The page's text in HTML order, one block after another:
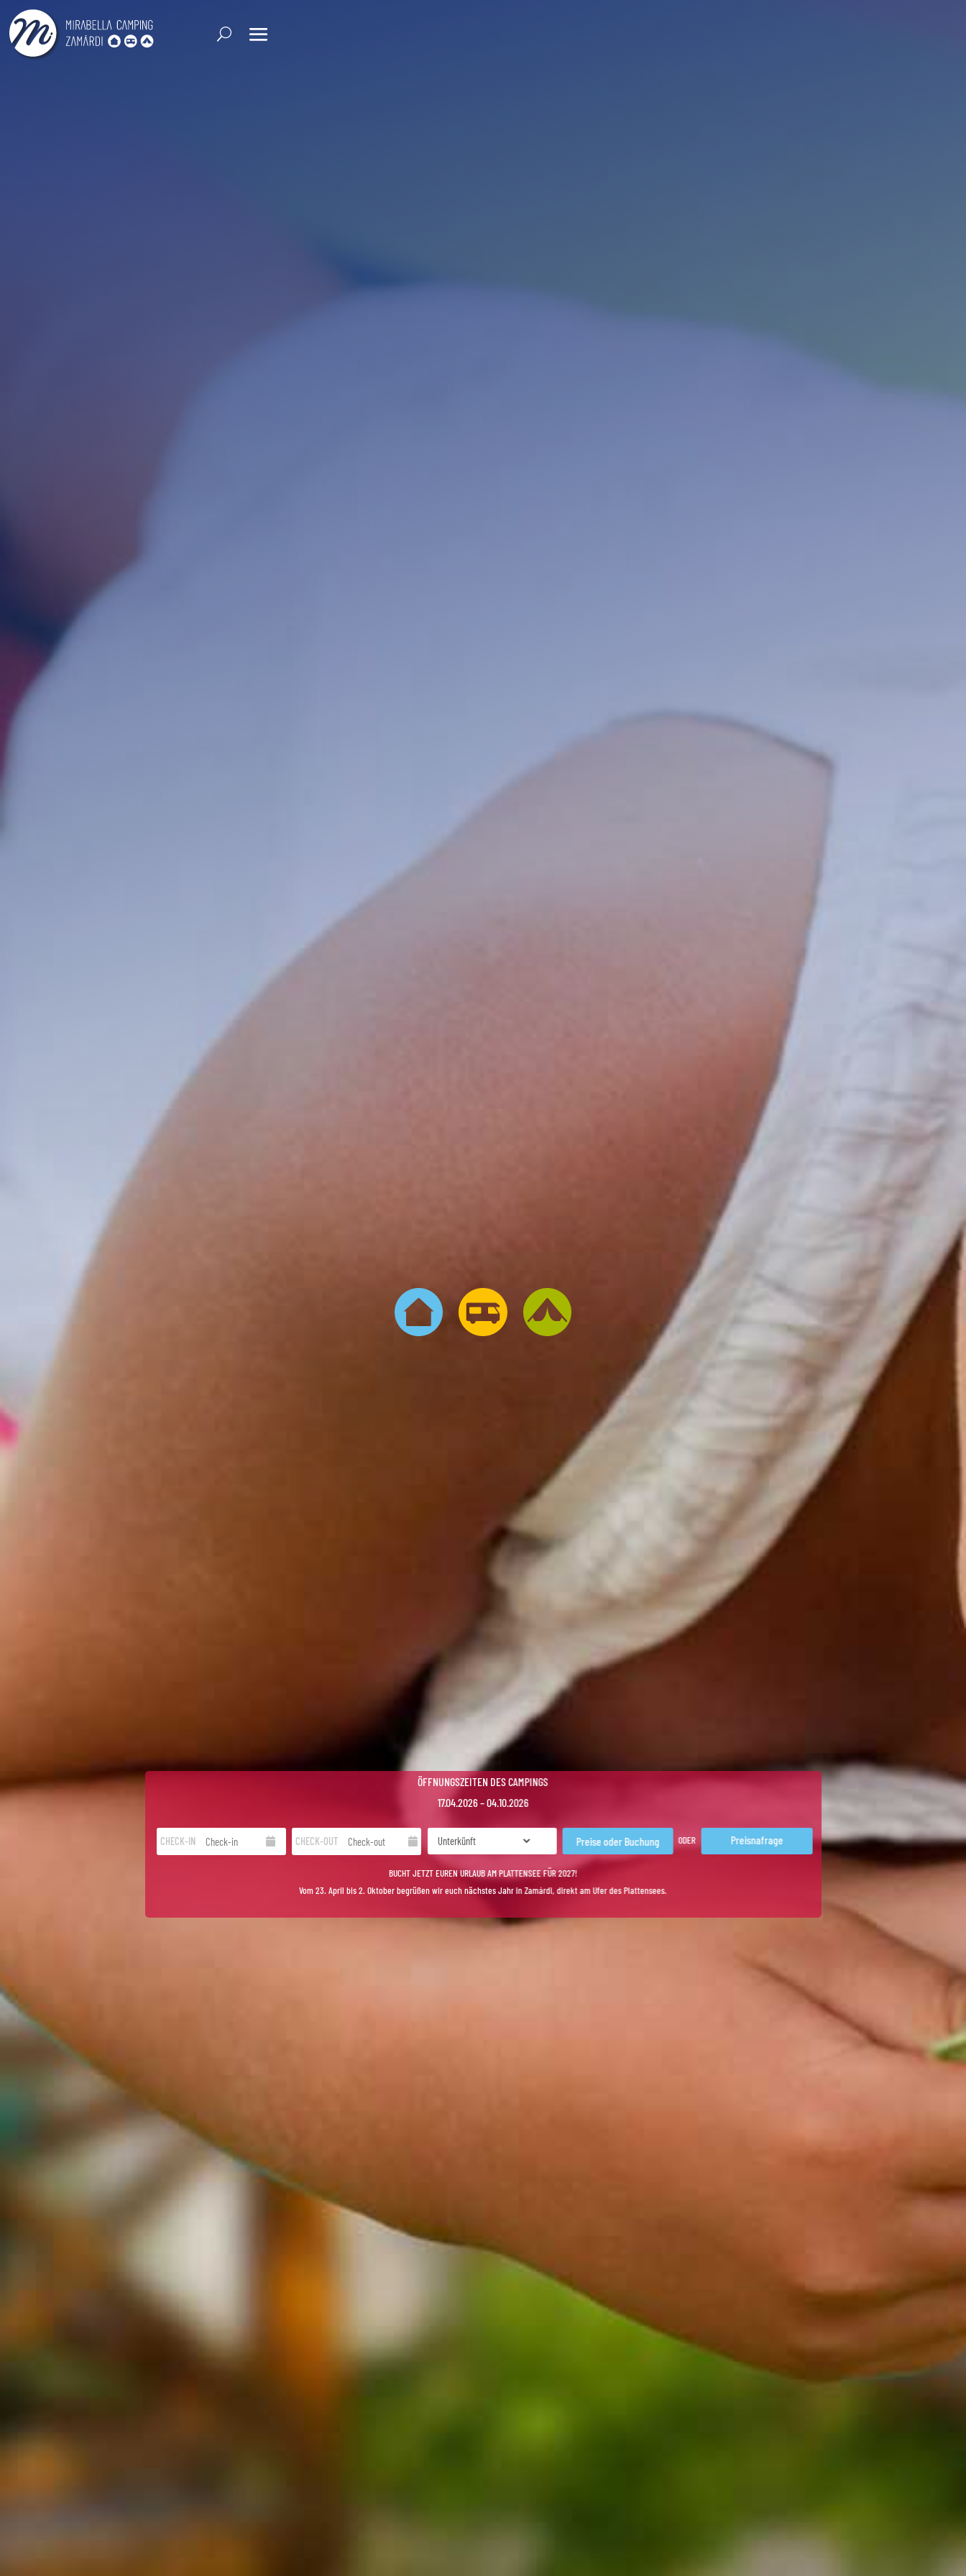
ÖFFNUNGSZEITEN DES CAMPINGS
17.04.2026 – 04.10.2026
CHECK-IN CHECK-OUT ODER Preisnafrage
BUCHT JETZT EUREN URLAUB AM PLATTENSEE FÜR 2027!
Vom 23. April bis 2. Oktober begrüßen wir euch nächstes Jahr in Zamárdi, direkt am Ufer des Plattensees.